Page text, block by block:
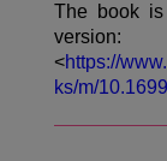
The book
version:
<https://
ks/m/